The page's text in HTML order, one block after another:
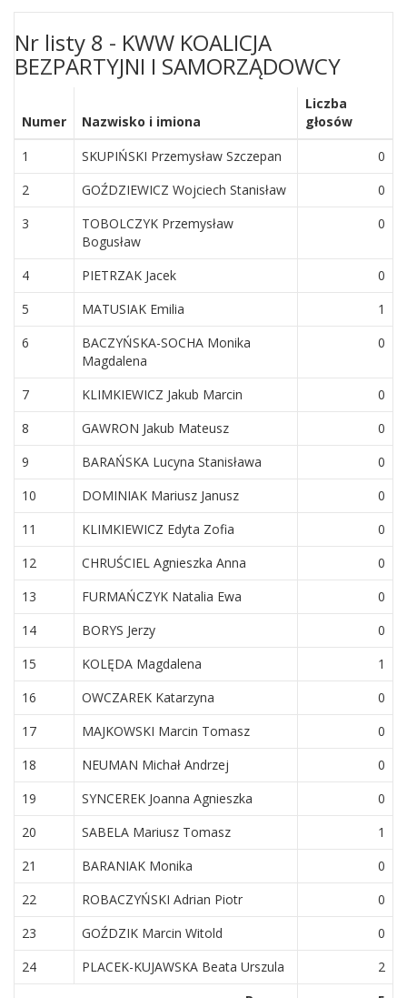
Nr listy 8 - KWW KOALICJA
BEZPARTYJNI I SAMORZĄDOWCY
Numer Nazwisko i imiona
Liczba
głosów
1
SKUPIŃSKI Przemysław Szczepan
0
2
GOŹDZIEWICZ Wojciech Stanisław
0
3
TOBOLCZYK Przemysław
Bogusław
0
4 PIETRZAK Jacek
0
5
MATUSIAK Emilia
1
6
BACZYŃSKA-SOCHA Monika
Magdalena
0
7 KLIMKIEWICZ Jakub Marcin
0
8
GAWRON Jakub Mateusz
0
9
BARAŃSKA Lucyna Stanisława
0
10
DOMINIAK Mariusz Janusz
0
11
KLIMKIEWICZ Edyta Zofia
0
12
CHRUŚCIEL Agnieszka Anna
0
13
FURMAŃCZYK Natalia Ewa
0
14
BORYS Jerzy
0
15
KOLĘDA Magdalena
1
16
OWCZAREK Katarzyna
0
17
MAJKOWSKI Marcin Tomasz
0
18
NEUMAN Michał Andrzej
0
19
SYNCEREK Joanna Agnieszka
0
20
SABELA Mariusz Tomasz
1
21
BARANIAK Monika
0
22
ROBACZYŃSKI Adrian Piotr
0
23
GOŹDZIK Marcin Witold
0
24
PLACEK-KUJAWSKA Beata Urszula
2